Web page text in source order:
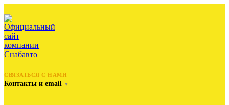
СВЯЗАТЬСЯ С НАМИ
Контакты и email ▼